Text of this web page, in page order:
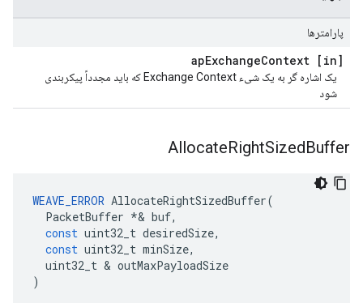
پارامترها
[in] ap
ExchangeContext
یک اشاره گر به یک شیء Exchange Context که باید مجدداً پیکربندی
شود
AllocateRightSizedBuffer
WEAVE_ERROR AllocateRightSizedBuffer(
PacketBuffer *& buf,
const uint32_t desiredSize,
const uint32_t minSize,
uint32_t & outMaxPayloadSize
)